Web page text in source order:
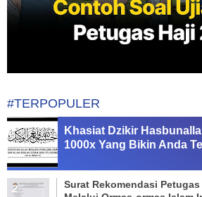
#TERPOPULER
Khasiat Dzikir
1000x Yang Bikin Anda
Surat Rekomendasi